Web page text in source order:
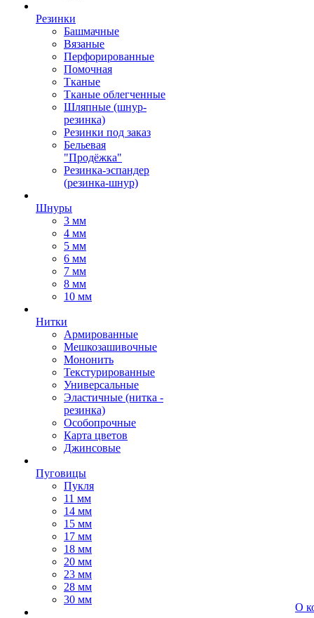
Резинки
Башмачные
Вязаные
Перфорированные
Помочная
Тканые
Тканые облегченные
Шляпные (шнур-
резинка)
Резинки под заказ
Бельевая
"Продёжка"
Резинка-эспандер
(резинка-шнур)
Шнуры
3 мм
4 мм
5 мм
6 мм
7 мм
8 мм
10 мм
Нитки
Армированные
Мешкозашивочные
Мононить
Текстурированные
Универсальные
Эластичные (нитка -
резинка)
Особопрочные
Карта цветов
Джинсовые
Пуговицы
Пукля
11 мм
14 мм
15 мм
17 мм
18 мм
20 мм
23 мм
28 мм
30 мм
О